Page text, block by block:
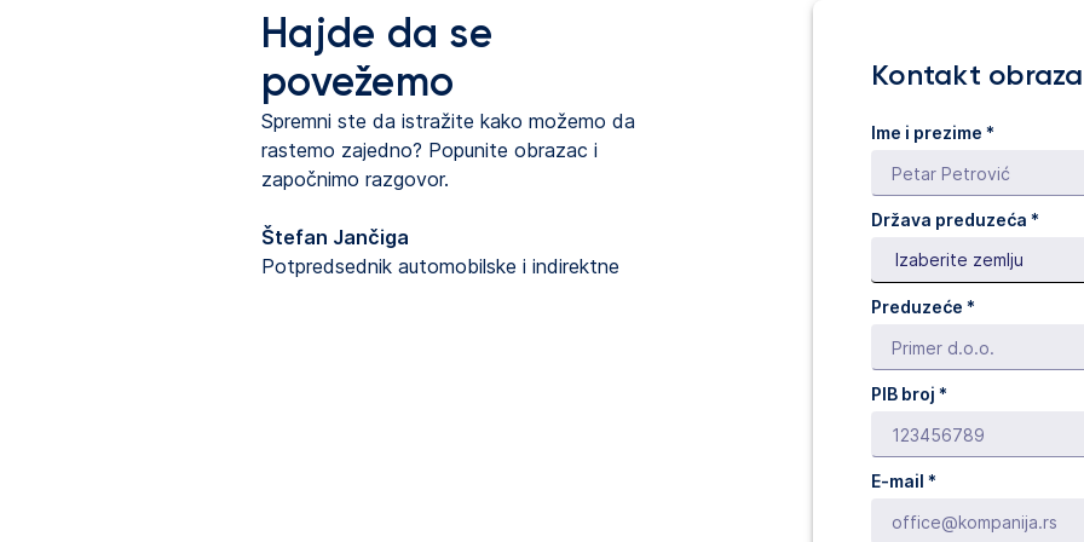
Hajde da se
povežemo
Spremni ste da istražite kako možemo da
rastemo zajedno? Popunite obrazac i
započnimo razgovor.
Štefan Jančiga
Potpredsednik automobilske i indirektne
Kontakt
Ime i prezime *
Država preduzeća *
Preduzeće *
PIB broj *
E-mail *